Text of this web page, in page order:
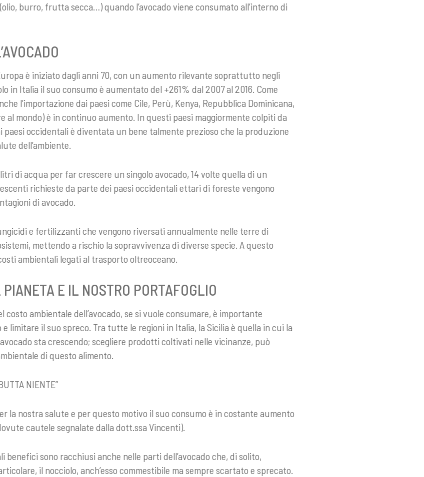
burro, frutta secca…) quando l’avocado viene consumato all’interno di
è iniziato dagli anni 70, con un aumento rilevante soprattutto negli
in Italia il suo consumo è aumentato del +261% dal 2007 al 2016. Come
l’importazione dai paesi come Cile, Perù, Kenya, Repubblica Dominicana,
al mondo) è in continuo aumento. In questi paesi maggiormente colpiti da
paesi occidentali è diventata un bene talmente prezioso che la produzione
dell’ambiente.
di acqua per far crescere un singolo avocado, 14 volte quella di un
richieste da parte dei paesi occidentali ettari di foreste vengono
di avocado.
e fertilizzanti che vengono riversati annualmente nelle terre di
mettendo a rischio la sopravvivenza di diverse specie. A questo
ambientali legati al trasporto oltreoceano.
E IL NOSTRO PORTAFOGLIO
costo ambientale dell’avocado, se si vuole consumare, è importante
limitare il suo spreco. Tra tutte le regioni in Italia, la Sicilia è quella in cui la
sta crescendo; scegliere prodotti coltivati nelle vicinanze, può
di questo alimento.
NIENTE”
la nostra salute e per questo motivo il suo consumo è in costante aumento
cautele segnalate dalla dott.ssa Vincenti).
benefici sono racchiusi anche nelle parti dell’avocado che, di solito,
il nocciolo, anch’esso commestibile ma sempre scartato e sprecato.